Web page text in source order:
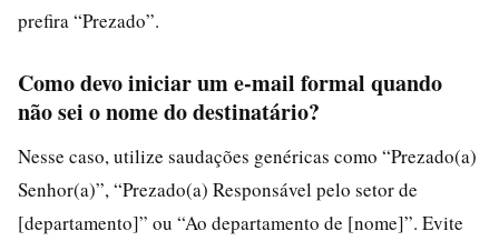
prefira “Prezado”.
Como devo iniciar um e-mail formal quando
não sei o nome do destinatário?
Nesse caso, utilize saudações genéricas como “Prezado(a)
Senhor(a)”, “Prezado(a) Responsável pelo setor de
[departamento]” ou “Ao departamento de [nome]”. Evite